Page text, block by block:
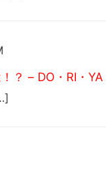
？ – DO・RI・